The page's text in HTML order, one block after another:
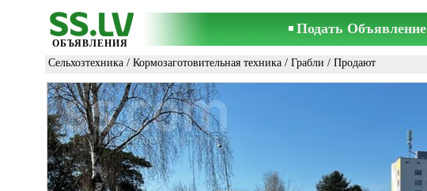
ОБЪЯВЛЕНИЯ
Подать Объявление
Сельхозтехника / Кормозаготовительная техника / Грабли / Продают